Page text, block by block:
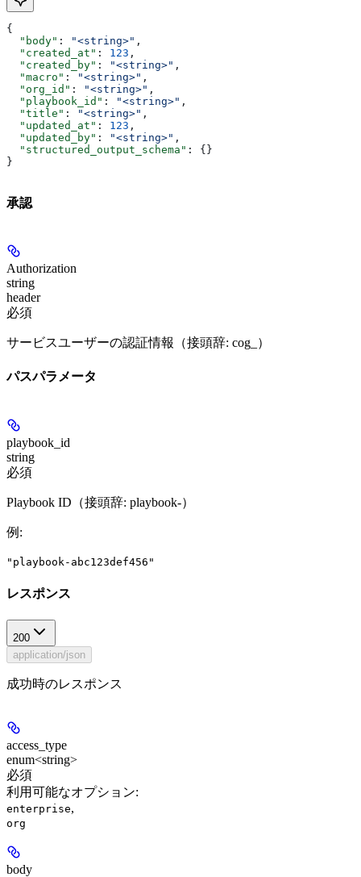
{
  "body"
: "<string>" ,
  "created_at"
: 123 ,
  "created_by"
: "<string>" ,
  "macro"
: "<string>" ,
  "org_id"
: "<string>" ,
  "playbook_id"
: "<string>" ,
  "title"
: "<string>" ,
  "updated_at"
: 123 ,
  "updated_by"
: "<string>" ,
  "structured_output_schema"
: {}
}
承認
Authorization
string
header
必須
サービスユーザーの認証情報（接頭辞: cog_）
パスパラメータ
playbook_id
string
必須
Playbook ID（接頭辞: playbook-）
例 :
"playbook-abc123def456"
レスポンス
200
application/json
成功時のレスポンス
access_type
enum<string>
必須
利用可能なオプション:
enterprise,
org
body